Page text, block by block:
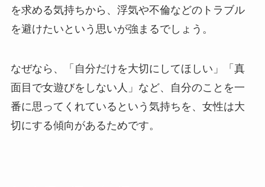
を求める気持ちから、浮気や不倫などのトラブル
を避けたいという思いが強まるでしょう。
なぜなら、「自分だけを大切にしてほしい」「真
面目で女遊びをしない人」など、自分のことを一
番に思ってくれているという気持ちを、女性は大
切にする傾向があるためです。